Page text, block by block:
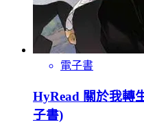
電子書
HyRead 關於我轉
子書)